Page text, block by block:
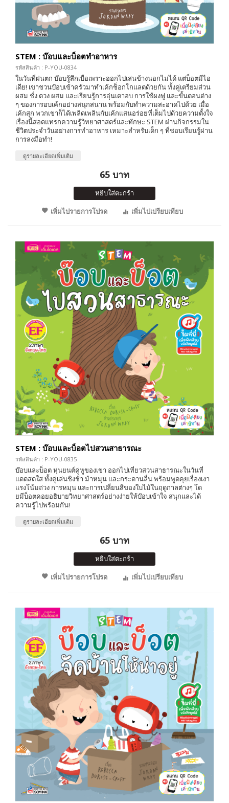
STEM : บ๊อบและบ็อตทำอาหาร
รหัสสินค้า : P-YOU-0834
ในวันที่ฝนตก บ๊อบรู้สึกเบื่อเพราะออกไปเล่นข้างนอกไม่ได้ แต่บ็อตมีไอ
เดีย! เขาชวนบ๊อบเข้าครัวมาทำเค้กช็อกโกแลตด้วยกัน ทั้งคู่เตรียมส่วน
ผสม ชั่ง ตวง ผสม และเรียนรู้การอุ่นเตาอบ การใช้ผงฟู และขั้นตอนต่าง
ๆ ของการอบเค้กอย่างสนุกสนาน พร้อมกับทำความสะอาดไปด้วย เมื่อ
เค้กสุก พวกเขาก็ได้เพลิดเพลินกับเค้กแสนอร่อยที่เต็มไปด้วยความตั้งใจ
เรื่องนี้สอดแทรกความรู้วิทยาศาสตร์และทักษะ STEM ผ่านกิจกรรมใน
ชีวิตประจำวันอย่างการทำอาหาร เหมาะสำหรับเด็ก ๆ ที่ชอบเรียนรู้ผ่าน
การลงมือทำ!
ดูรายละเอียดเพิ่มเติม
65 บาท
หยิบใส่ตะกร้า
เพิ่มไปรายการโปรด
เพิ่มไปเปรียบเทียบ
STEM : บ๊อบและบ็อตไปสวนสาธารณะ
รหัสสินค้า : P-YOU-0835
บ๊อบและบ็อต หุ่นยนต์คู่หูของเขา ออกไปเที่ยวสวนสาธารณะในวันที่
แดดสดใส ทั้งคู่เล่นชิงช้า ม้าหมุน และกระดานลื่น พร้อมพูดคุยเรื่องเงา
แรงโน้มถ่วง การหมุน และการเปลี่ยนสีของใบไม้ในฤดูกาลต่างๆ โด
ยมีบ็อตคอยอธิบายวิทยาศาสตร์อย่างง่ายให้บ๊อบเข้าใจ สนุกและได้
ความรู้ไปพร้อมกัน!
ดูรายละเอียดเพิ่มเติม
65 บาท
หยิบใส่ตะกร้า
เพิ่มไปรายการโปรด
เพิ่มไปเปรียบเทียบ